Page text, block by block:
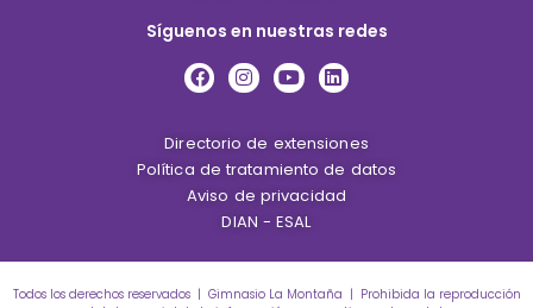
Síguenos en nuestras redes
Directorio de extensiones
Política de tratamiento de datos
Aviso de privacidad
DIAN - ESAL
Todos los derechos reservados | Gimnasio La Montaña | Prohibida la reproducción